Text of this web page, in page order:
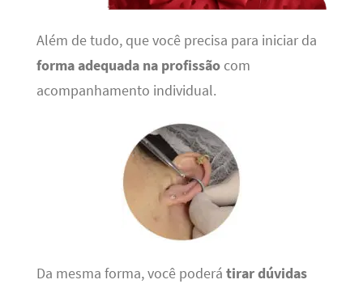
Além de tudo, que você precisa para iniciar da
forma adequada na profissãocom
acompanhamento individual.
Da mesma forma, você poderá tirar dúvidas